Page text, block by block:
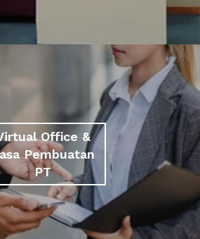
Office &
Pembuatan
PT